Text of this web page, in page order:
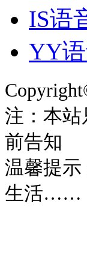
IS语
YY
注：本
前告知
温馨提
生活……